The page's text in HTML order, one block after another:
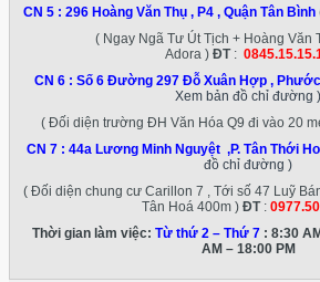
CN 5 : 296 Hoàng Văn Thụ , P4 , Quận Tân Bình
( Ngay Ngã Tư Út Tịch + Hoàng Văn
Adora ) ĐT:
CN 6 : Số 6 Đường 297 Đỗ Xuân Hợp ,
Xem bản đồ chỉ đường )
( Đối diện trường ĐH Văn Hóa Q9 đi vào 20
CN 7 : 44a Lương Minh Nguyệt ,P. Tân Thới
đồ chỉ đường )
( Đối diện chung cư Carillon 7 , Tới số 47 Luỹ
Tân Hoá 400m ) ĐT:
Thời gian làm việc: Từ thứ 2 – Thứ 7: 8:30
AM – 18:00 PM